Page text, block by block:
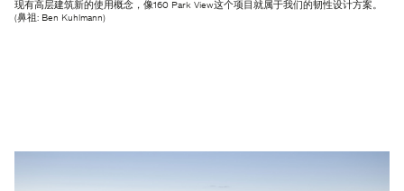
现有高层建筑新的使用概念，像160 Park View这个项目就属于我们的韧性设计方案。
(鼻祖: Ben Kuhlmann)